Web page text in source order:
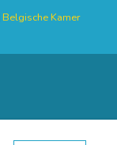
Belgische Kamer